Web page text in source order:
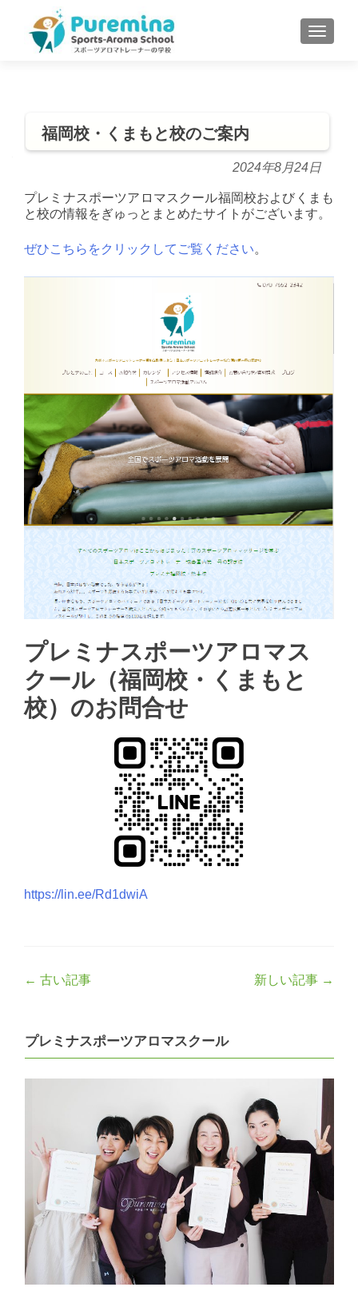
MENU
福岡校・くまもと校のご案内
2024年8月24日
プレミナスポーツアロマスクール福岡校およびくまも
と校の情報をぎゅっとまとめたサイトがございます。
ぜひこちらをクリックしてご覧ください。
プレミナスポーツアロマス
クール（福岡校・くまもと
校）のお問合せ
https://lin.ee/Rd1dwiA
Post
← 古い記事 新しい記事 →
プレミナスポーツアロマスクール